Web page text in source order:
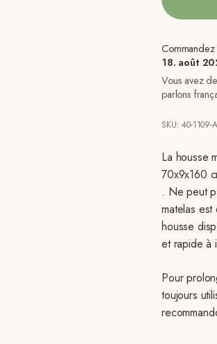
Commandez
18. août
Vous avez
parlons
SKU: 40-1109-
La housse
70x9x160
. Ne peut
matelas
housse
et rapide à
Pour
toujours